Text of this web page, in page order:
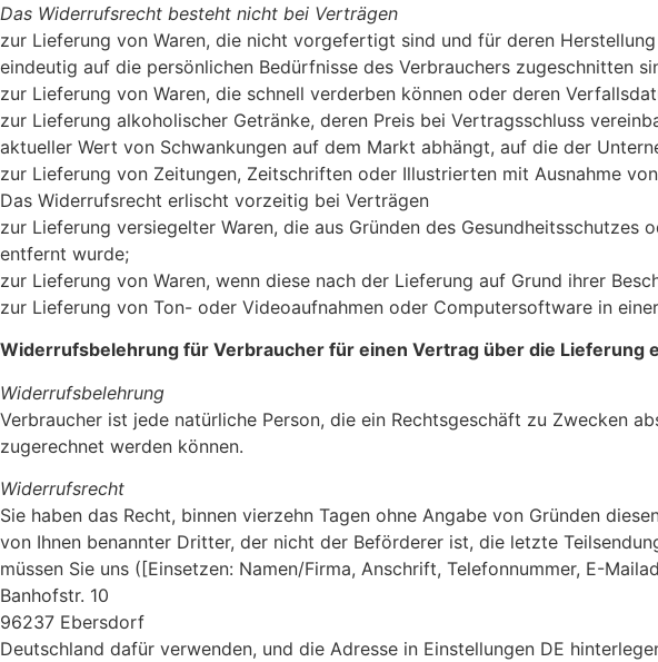
Das Widerrufsrecht besteht nicht bei Verträgen
zur Lieferung von Waren, die nicht vorgefertigt sind und für deren
eindeutig auf die persönlichen Bedürfnisse des Verbrauchers zugeschnitten
zur Lieferung von Waren, die schnell verderben können oder deren
zur Lieferung alkoholischer Getränke, deren Preis bei Vertragsschluss
aktueller Wert von Schwankungen auf dem Markt abhängt, auf die der
zur Lieferung von Zeitungen, Zeitschriften oder Illustrierten mit Ausnahme
Das Widerrufsrecht erlischt vorzeitig bei Verträgen
zur Lieferung versiegelter Waren, die aus Gründen des
entfernt wurde;
zur Lieferung von Waren, wenn diese nach der Lieferung auf Grund ihrer
zur Lieferung von Ton- oder Videoaufnahmen oder Computersoftware in
Widerrufsbelehrung für Verbraucher für einen Vertrag über die Lieferung
Widerrufsbelehrung
Verbraucher ist jede natürliche Person, die ein Rechtsgeschäft zu Zwecken
zugerechnet werden können.
Widerrufsrecht
Sie haben das Recht, binnen vierzehn Tagen ohne Angabe von Gründen
von Ihnen benannter Dritter, der nicht der Beförderer ist, die letzte
müssen Sie uns ([Einsetzen: Namen/Firma, Anschrift, Telefonnummer, E-
Banhofstr. 10
96237 Ebersdorf
Deutschland dafür verwenden, und die Adresse in Einstellungen DE